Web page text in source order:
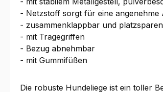
- Netzstoff sorgt für eine
- zusammenklappbar und
- mit Tragegriffen
- Bezug abnehmbar
- mit Gummifüßen
Die robuste Hundeliege ist ein toller